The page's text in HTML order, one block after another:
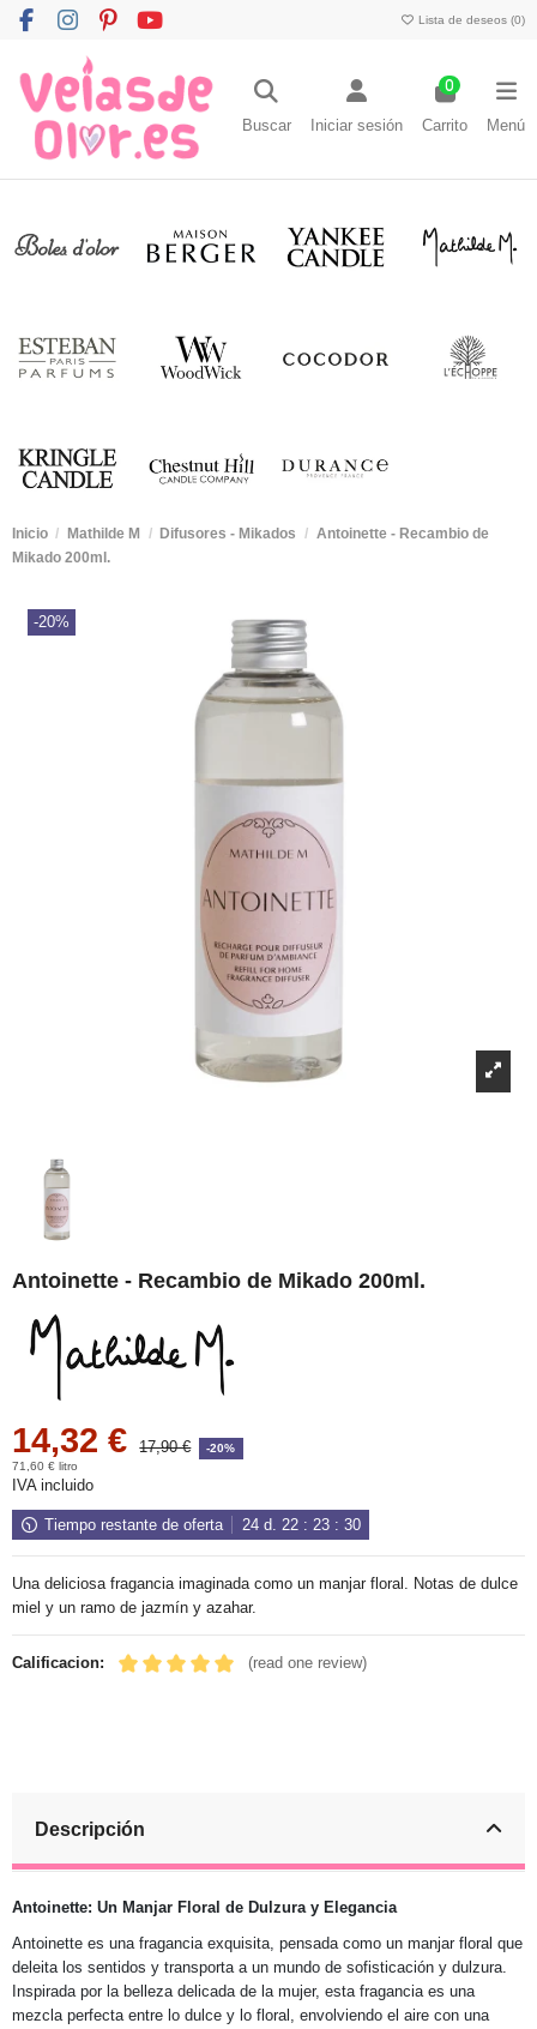
Lista de deseos (0)
Buscar Iniciar sesión
0
Carrito Menú
Inicio Mathilde M Difusores - Mikados
Antoinette - Recambio de
Mikado 200ml.
-20%
Antoinette - Recambio de Mikado 200ml.
14,32 € 17,90 €
-20%
71,60 € litro
IVA incluido
Tiempo restante de oferta 24d. 22: 23: 30
Una deliciosa fragancia imaginada como un manjar floral. Notas de dulce
miel y un ramo de jazmín y azahar.
Calificacion: (read one review)
Descripción
Antoinette: Un Manjar Floral de Dulzura y Elegancia
Antoinette es una fragancia exquisita, pensada como un manjar floral que
deleita los sentidos y transporta a un mundo de sofisticación y dulzura.
Inspirada por la belleza delicada de la mujer, esta fragancia es una
mezcla perfecta entre lo dulce y lo floral, envolviendo el aire con una